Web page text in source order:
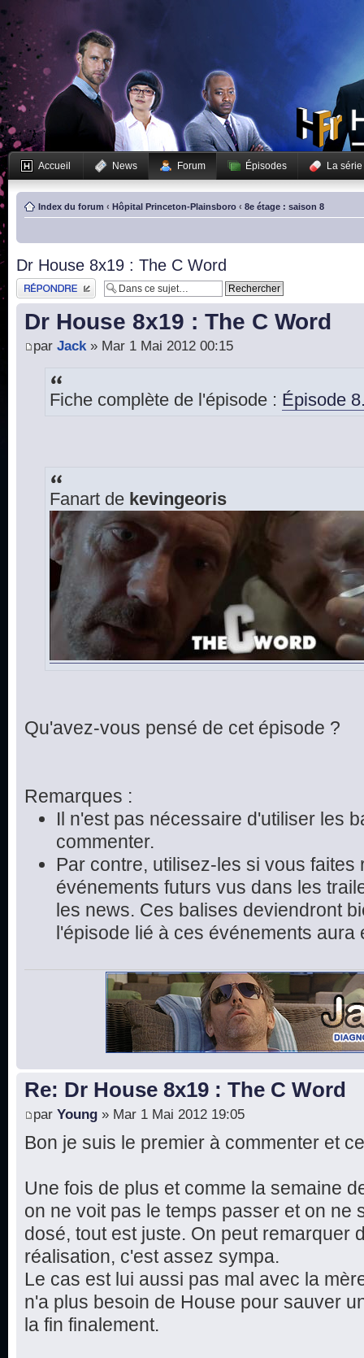
Accueil News Forum Épisodes La série
Index du forum ‹ Hôpital Princeton-Plainsboro ‹ 8e étage : saison 8
Dr House 8x19 : The C Word
Publier une réponse
Dr House 8x19 : The C Word
par Jack» Mar 1 Mai 2012 00:15
Fiche complète de l'épisode : Épisode
Fanart de kevingeoris
Qu'avez-vous pensé de cet épisode ?
Remarques :
Il n'est pas nécessaire d'utiliser les
commenter.
Par contre, utilisez-les si vous faites
événements futurs vus dans les
les news. Ces balises deviendront
l'épisode lié à ces événements aura
Re: Dr House 8x19 : The C Word
par Young » Mar 1 Mai 2012 19:05
Bon je suis le premier à commenter et
Une fois de plus et comme la semaine
on ne voit pas le temps passer et on ne
dosé, tout est juste. On peut remarquer
réalisation, c'est assez sympa.
Le cas est lui aussi pas mal avec la
n'a plus besoin de House pour sauver
la fin finalement.